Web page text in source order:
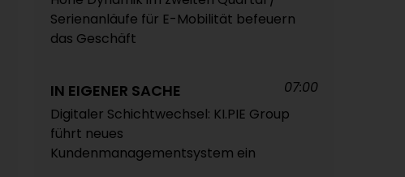
Serienanläufe für E-Mobilität befeuern
das Geschäft
IN EIGENER SACHE
Digitaler Schichtwechsel: KI.PIE Group
führt neues
Kundenmanagementsystem ein
07:00